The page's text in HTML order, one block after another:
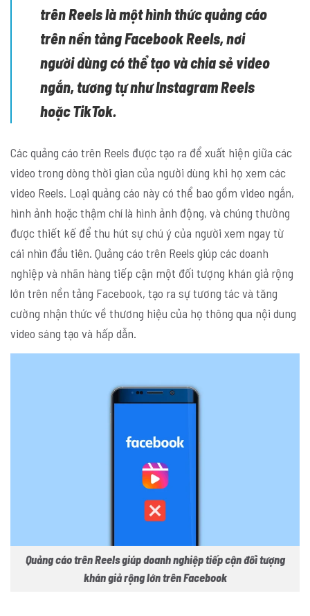
trên Reels là một hình thức quảng cáo
trên nền tảng Facebook Reels, nơi
người dùng có thể tạo và chia sẻ video
ngắn, tương tự như Instagram Reels
hoặc TikTok.
Các quảng cáo trên Reels được tạo ra để xuất hiện giữa các
video trong dòng thời gian của người dùng khi họ xem các
video Reels. Loại quảng cáo này có thể bao gồm video ngắn,
hình ảnh hoặc thậm chí là hình ảnh động, và chúng thường
được thiết kế để thu hút sự chú ý của người xem ngay từ
cái nhìn đầu tiên. Quảng cáo trên Reels giúp các doanh
nghiệp và nhãn hàng tiếp cận một đối tượng khán giả rộng
lớn trên nền tảng Facebook, tạo ra sự tương tác và tăng
cường nhận thức về thương hiệu của họ thông qua nội dung
video sáng tạo và hấp dẫn.
Quảng cáo trên Reels giúp doanh nghiệp tiếp cận đối tượng
khán giả rộng lớn trên Facebook